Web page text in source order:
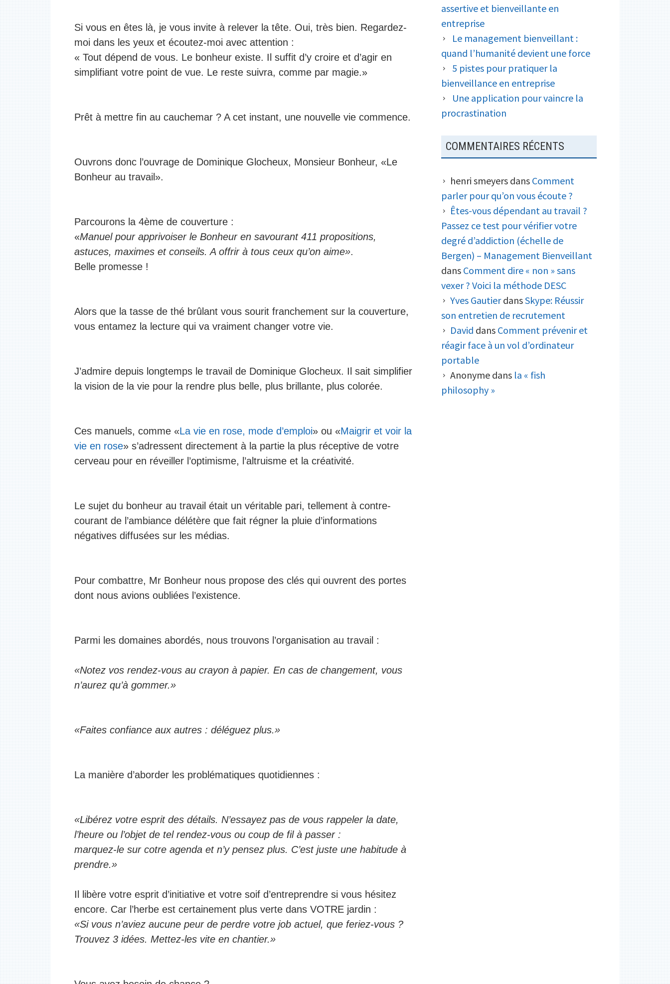
Si vous en êtes là, je vous invite à relever la tête. Oui, très bien. Regardez-
moi dans les yeux et écoutez-moi avec attention :
« Tout dépend de vous. Le bonheur existe. Il suffit d’y croire et d’agir en
simplifiant votre point de vue. Le reste suivra, comme par magie.»
Prêt à mettre fin au cauchemar ? A cet instant, une nouvelle vie commence.
Ouvrons donc l’ouvrage de Dominique Glocheux, Monsieur Bonheur, «Le
Bonheur au travail».
Parcourons la 4ème de couverture :
«Manuel pour apprivoiser le Bonheur en savourant 411 propositions,
astuces, maximes et conseils. A offrir à tous ceux qu’on aime».
Belle promesse !
Alors que la tasse de thé brûlant vous sourit franchement sur la couverture,
vous entamez la lecture qui va vraiment changer votre vie.
J’admire depuis longtemps le travail de Dominique Glocheux. Il sait simplifier
la vision de la vie pour la rendre plus belle, plus brillante, plus colorée.
Ces manuels, comme «La vie en rose, mode d’emploi» ou «Maigrir et voir la
vie en rose» s’adressent directement à la partie la plus réceptive de votre
cerveau pour en réveiller l’optimisme, l’altruisme et la créativité.
Le sujet du bonheur au travail était un véritable pari, tellement à contre-
courant de l’ambiance délétère que fait régner la pluie d’informations
négatives diffusées sur les médias.
Pour combattre, Mr Bonheur nous propose des clés qui ouvrent des portes
dont nous avions oubliées l’existence.
Parmi les domaines abordés, nous trouvons l’organisation au travail :
«Notez vos rendez-vous au crayon à papier. En cas de changement, vous
n’aurez qu’à gommer.»
«Faites confiance aux autres : déléguez plus.»
La manière d’aborder les problématiques quotidiennes :
«Libérez votre esprit des détails. N’essayez pas de vous rappeler la date,
l’heure ou l’objet de tel rendez-vous ou coup de fil à passer :
marquez-le sur cotre agenda et n’y pensez plus. C’est juste une habitude à
prendre.»
Il libère votre esprit d’initiative et votre soif d’entreprendre si vous hésitez
encore. Car l’herbe est certainement plus verte dans VOTRE jardin :
«Si vous n’aviez aucune peur de perdre votre job actuel, que feriez-vous ?
Trouvez 3 idées. Mettez-les vite en chantier.»
assertive et bienveillante en
entreprise
Le management bienveillant :
quand l’humanité devient une force
5 pistes pour pratiquer la
bienveillance en entreprise
Une application pour vaincre la
procrastination
COMMENTAIRES RÉCENTS
henri smeyersdans Comment
parler pour qu’on vous écoute ?
Êtes-vous dépendant au travail ?
Passez ce test pour vérifier votre
degré d’addiction (échelle de
Bergen) – Management Bienveillant
dans Comment dire « non » sans
vexer ? Voici la méthode DESC
Yves GautierdansSkype: Réussir
son entretien de recrutement
David dans Comment prévenir et
réagir face à un vol d’ordinateur
portable
Anonymedans la « fish
philosophy »